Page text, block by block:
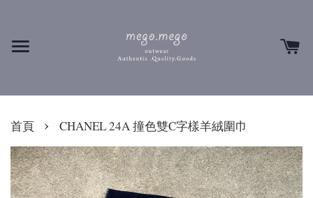
首頁 › CHANEL 24A 撞色雙C字樣羊絨圍巾